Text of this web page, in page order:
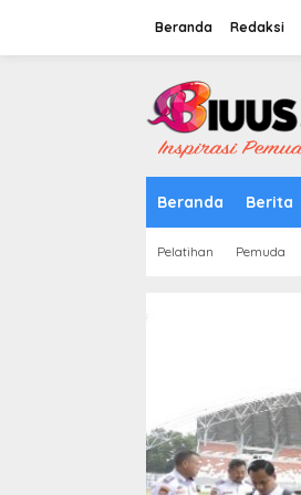
Beranda Redaksi
Beranda Berita
Pelatihan Pemuda